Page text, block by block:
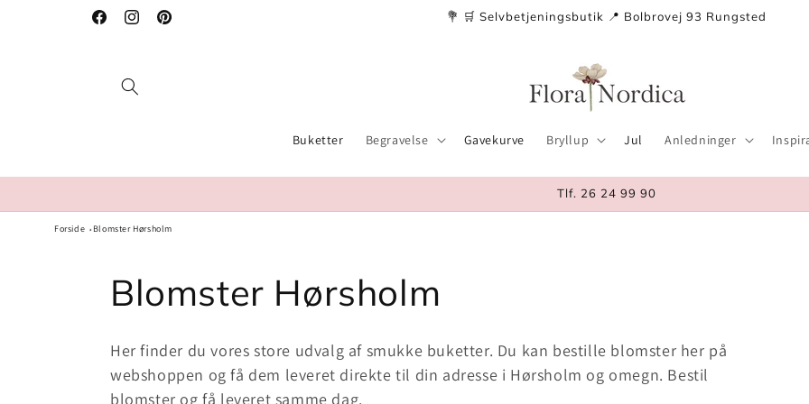
FacebookInstagramPinterest
💐 🛒 Selvbetjeningsbutik 📍 Bolbrovej 93 Rungsted
Buketter Begravelse Gavekurve Bryllup Jul Anledninger
Tlf. 26 24 99 90
Forside Blomster Hørsholm
K
o
l
Blomster Hørsholm
Her finder du vores store udvalg af smukke buketter. Du kan bestille blomster her på
webshoppen og få dem leveret direkte til din adresse i Hørsholm og omegn. Bestil
blomster og få leveret samme dag.